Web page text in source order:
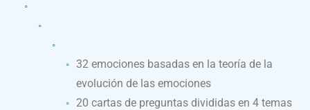
32 emociones basadas en la teoría de la
evolución de las emociones
20 cartas de preguntas divididas en 4 temas